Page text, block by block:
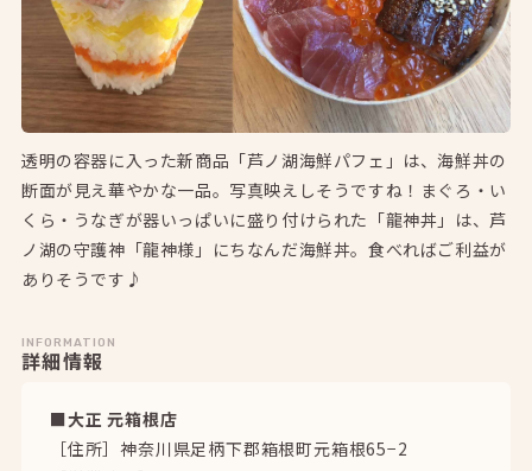
透明の容器に入った新商品「芦ノ湖海鮮パフェ」は、海鮮丼の
断面が見え華やかな一品。写真映えしそうですね！まぐろ・い
くら・うなぎが器いっぱいに盛り付けられた「龍神丼」は、芦
ノ湖の守護神「龍神様」にちなんだ海鮮丼。食べればご利益が
ありそうです♪
INFORMATION
詳細情報
■大正 元箱根店
［住所］神奈川県足柄下郡箱根町元箱根65−2